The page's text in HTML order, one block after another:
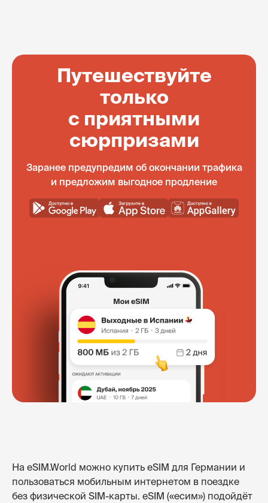
Путешествуйте
только
с приятными
сюрпризами
Заранее предупредим об окончании трафика
и предложим выгодное продление
На eSIM.World можно купить eSIM для Германии и
пользоваться мобильным интернетом в поездке
без физической SIM-карты. eSIM («есим») подойдёт